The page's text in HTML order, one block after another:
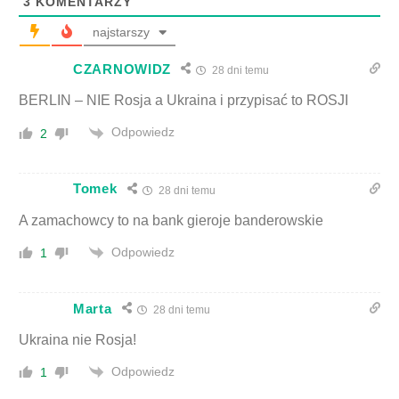
najstarszy
CZARNOWIDZ 28 dni temu
BERLIN – NIE Rosja a Ukraina i przypisać to ROSJI
2 Odpowiedz
Tomek 28 dni temu
A zamachowcy to na bank gieroje banderowskie
1 Odpowiedz
Marta 28 dni temu
Ukraina nie Rosja!
1 Odpowiedz